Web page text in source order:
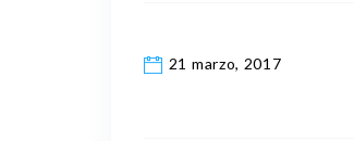
21 marzo, 2017